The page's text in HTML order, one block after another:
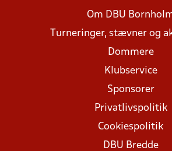
Om DBU
Turneringer, stævner og
Dommere
Klubservice
Sponsorer
Privatlivspolitik
Cookiespolitik
DBU Bredde